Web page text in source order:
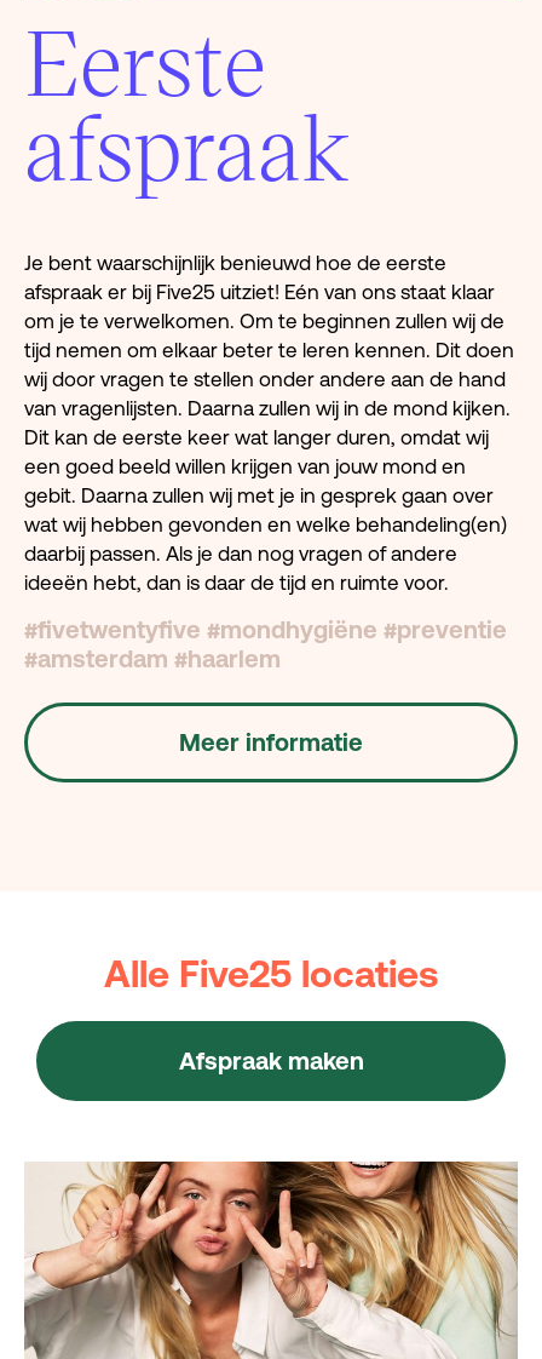
Eerste
afspraak
Je bent waarschijnlijk benieuwd hoe de eerste
afspraak er bij Five25 uitziet! Eén van ons staat klaar
om je te verwelkomen. Om te beginnen zullen wij de
tijd nemen om elkaar beter te leren kennen. Dit doen
wij door vragen te stellen onder andere aan de hand
van vragenlijsten. Daarna zullen wij in de mond kijken.
Dit kan de eerste keer wat langer duren, omdat wij
een goed beeld willen krijgen van jouw mond en
gebit. Daarna zullen wij met je in gesprek gaan over
wat wij hebben gevonden en welke behandeling(en)
daarbij passen. Als je dan nog vragen of andere
ideeën hebt, dan is daar de tijd en ruimte voor.
#fivetwentyfive #mondhygiëne #preventie
#amsterdam #haarlem
Meer informatie
Alle Five25 locaties
Afspraak maken